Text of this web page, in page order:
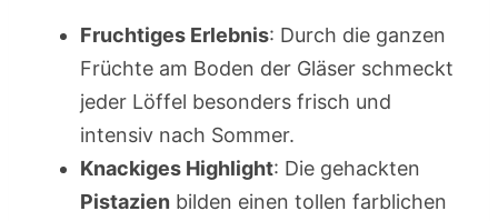
Fruchtiges Erlebnis: Durch die ganzen
Früchte am Boden der Gläser schmeckt
jeder Löffel besonders frisch und
intensiv nach Sommer.
Knackiges Highlight: Die gehackten
Pistazien bilden einen tollen farblichen